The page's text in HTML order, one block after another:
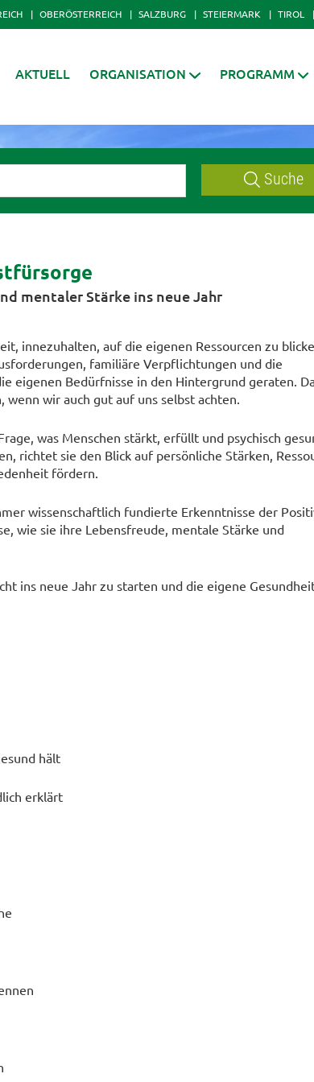
OBERÖSTERREICH SALZBURG STEIERMARK TIROL
AKTUELL ORGANISATION PROGRAMM
Suche
mentaler Stärke ins neue Jahr
innezuhalten, auf die eigenen Ressourcen zu
familiäre Verpflichtungen und die
eigenen Bedürfnisse in den Hintergrund geraten.
wir auch gut auf uns selbst achten.
was Menschen stärkt, erfüllt und psychisch
richtet sie den Blick auf persönliche Stärken,
fördern.
wissenschaftlich fundierte Erkenntnisse der
wie sie ihre Lebensfreude, mentale Stärke und
ins neue Jahr zu starten und die eigene
hält
erklärt